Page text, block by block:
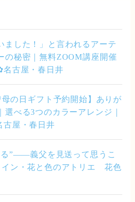
ました！」と言われるアーテ
の秘密｜無料ZOOM講座開催
名古屋・春日井
母の日ギフト予約開始】ありが
選べる3つのカラーアレンジ｜
屋・春日井
”――義父を見送って思うこ
ン・花と色のアトリエ 花色